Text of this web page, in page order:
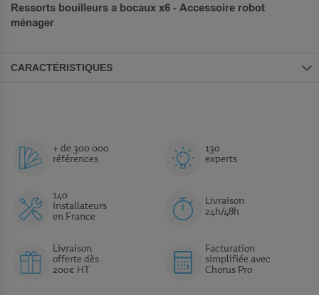
Ressorts bouilleurs a bocaux x6 - Accessoire robot
ménager
CARACTÉRISTIQUES
+ de 300 000
références
130
experts
140
installateurs
en France
Livraison
24h/48h
Livraison
offerte dès
200€ HT
Facturation
simplifiée avec
Chorus Pro